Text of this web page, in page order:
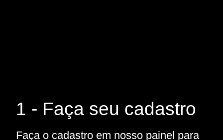
1 - Faça seu cadastro
Faça o cadastro em nosso painel para